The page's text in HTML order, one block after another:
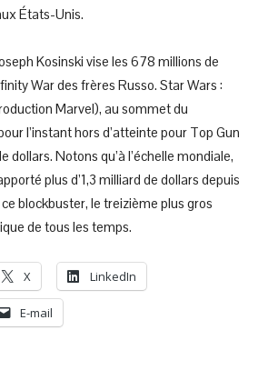
États-Unis.
Kosinski vise les 678 millions de
War des frères Russo. Star Wars :
Marvel), au sommet du
l’instant hors d’atteinte pour Top Gun
dollars. Notons qu’à l’échelle mondiale,
plus d’1,3 milliard de dollars depuis
blockbuster, le treizième plus gros
de tous les temps.
X LinkedIn
E-mail